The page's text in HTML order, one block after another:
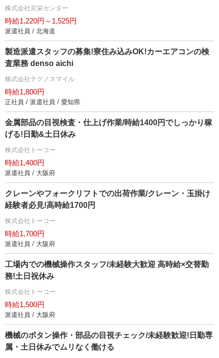
株式会社京栄センター
時給1,220円～1,525円
派遣社員 / 北海道
製造派遣スタッフの募集!寮住み込みOK!カーエアコンの検
査業務 denso aichi
株式会社テクノスマイル
時給1,800円
正社員 / 派遣社員 / 愛知県
金属部品の目視検査・仕上げ作業/時給1400円でしっかり稼
げる!日勤&土日休み
株式会社トーコー
時給1,400円
派遣社員 / 大阪府
クレーンやフォークリフトでの出荷作業/クレーン・玉掛け
経験者必見!高時給1700円
株式会社トーコー
時給1,700円
派遣社員 / 大阪府
工場内での機械操作スタッフ/未経験大歓迎 高時給×交替勤
務!土日祝休み
株式会社トーコー
時給1,500円
派遣社員 / 大阪府
機械のボタン操作・部品の目視チェック/未経験歓迎!日勤専
属・土日休みでムリなく働ける